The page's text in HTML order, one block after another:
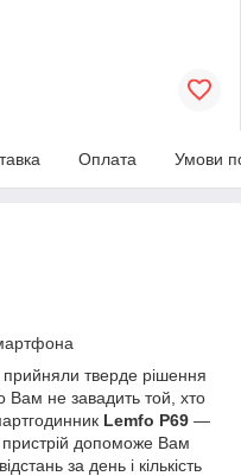
Оплата Умови
тверде рішення
Вам не завадить той, хто
Lemfo P69 —
допоможе Вам
за день і кількість